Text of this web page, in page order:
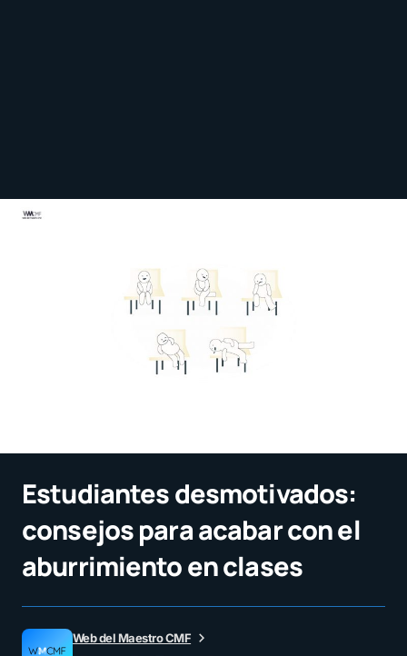
Estudiantes desmotivados:
consejos para acabar con el
aburrimiento en clases
Web del Maestro CMF